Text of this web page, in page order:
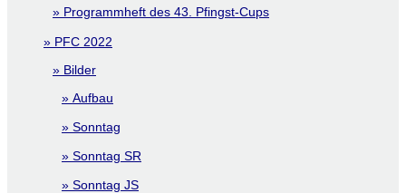
Programmheft des 43. Pfingst-Cups
PFC 2022
Bilder
Aufbau
Sonntag
Sonntag SR
Sonntag JS